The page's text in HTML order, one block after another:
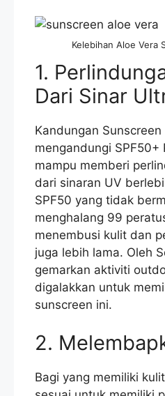
Kelebihan Aloe Vera
1.
Dari Sinar
Kandungan
mengandungi SPF50+
mampu memberi
dari sinaran UV
SPF50 yang tidak
menghalang 99
menembusi kulit dan
juga lebih lama. Oleh
gemarkan aktiviti
digalakkan untuk
sunscreen ini.
2.
Bagi yang memiliki